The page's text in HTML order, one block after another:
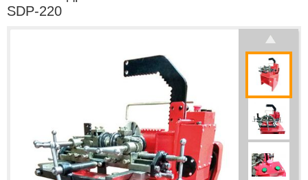
SDP-220